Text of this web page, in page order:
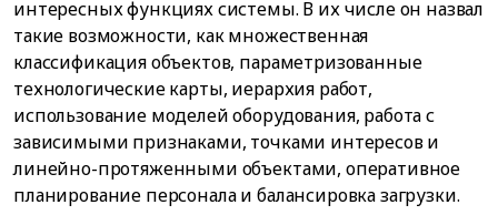
интересных функциях системы. В их числе он назвал
такие возможности, как множественная
классификация объектов, параметризованные
технологические карты, иерархия работ,
использование моделей оборудования, работа с
зависимыми признаками, точками интересов и
линейно-протяженными объектами, оперативное
планирование персонала и балансировка загрузки.